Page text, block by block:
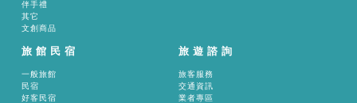
伴手禮
其它
文創商品
旅館民宿
一般旅館
民宿
好客民宿
旅遊諮詢
旅客服務
交通資訊
業者專區